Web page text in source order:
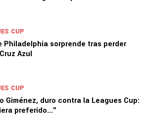
CUP
Philadelphia sorprende tras perder
Azul
CUP
Giménez, duro contra la Leagues Cup:
preferido..."